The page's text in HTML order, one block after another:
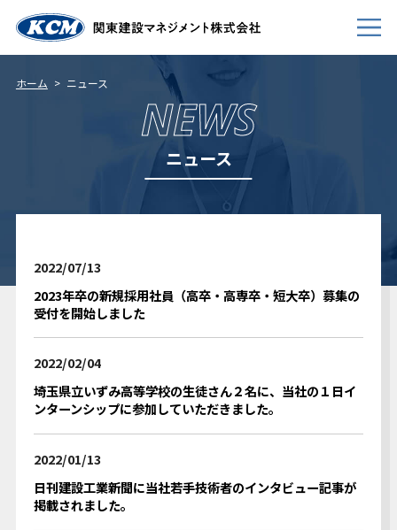
個人情報について
免責事項
お問い合わせ
Youtube動画
ホーム ニュース
NEWS
ニュース
2022/07/13
2023年卒の新規採用社員（高卒・高専卒・短大卒）募集の
受付を開始しました
2022/02/04
埼玉県立いずみ高等学校の生徒さん２名に、当社の１日イ
ンターンシップに参加していただきました。
2022/01/13
日刊建設工業新聞に当社若手技術者のインタビュー記事が
掲載されました。